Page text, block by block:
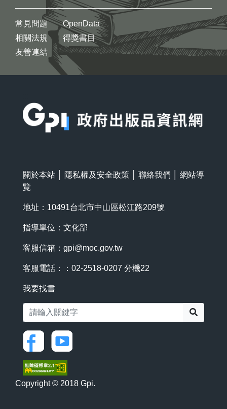
常見問題
相關法規
友善連結
OpenData
得獎書目
關於本站 隱私權及安全政策 聯絡我們
網站導
覽
地址：10491台北市中山區松江路209號
指導單位：文化部
客服信箱： gpi@moc.gov.tw
客服電話：：02-2518-0207 分機22
我要找書
Copyright © 2018 Gpi.